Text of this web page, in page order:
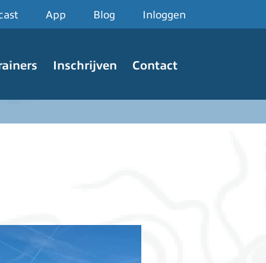
App Blog Inloggen
Inschrijven Contact